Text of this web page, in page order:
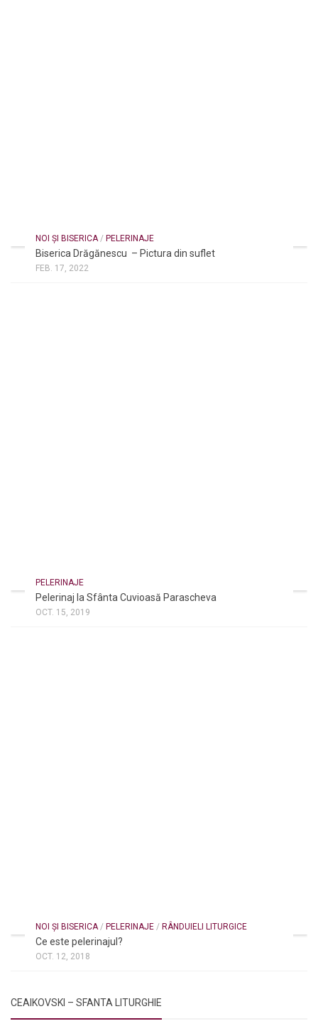
NOI ȘI BISERICA/ PELERINAJE
Biserica Drăgănescu – Pictura din suflet
FEB. 17, 2022
PELERINAJE
Pelerinaj la Sfânta Cuvioasă Parascheva
OCT. 15, 2019
NOI ȘI BISERICA/ PELERINAJE / RÂNDUIELI LITURGICE
Ce este pelerinajul?
OCT. 12, 2018
CEAIKOVSKI – SFANTA LITURGHIE